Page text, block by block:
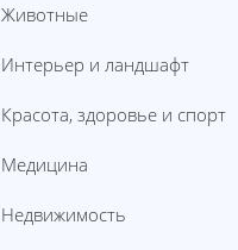
Животные
Интерьер и ландшафт
Красота, здоровье и спорт
Медицина
Недвижимость